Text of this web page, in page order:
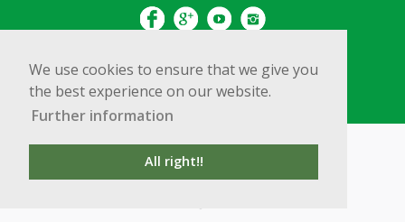
We use cookies to ensure that we give you
the best experience on our website.
Further information
All right!!
Copyright © 2020 BME Építőmérnöki Kar
1111 Budapest, Műegyetem rkp. 3.